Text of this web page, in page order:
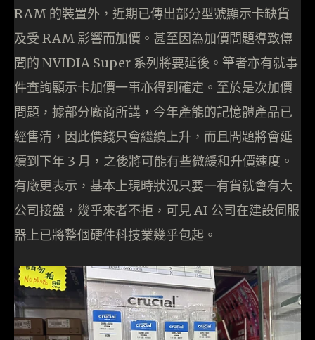
RAM 的裝置外，近期已傳出部分型號顯示卡缺貨
及受 RAM 影響而加價。甚至因為加價問題導致傳
聞的 NVIDIA Super 系列將要延後。筆者亦有就事
件查詢顯示卡加價一事亦得到確定。至於是次加價
問題，據部分廠商所講，今年產能的記憶體產品已
經售清，因此價錢只會繼續上升，而且問題將會延
續到下年 3 月，之後將可能有些微緩和升價速度。
有廠更表示，基本上現時狀況只要一有貨就會有大
公司接盤，幾乎來者不拒，可見 AI 公司在建設伺服
器上已將整個硬件科技業幾乎包起。